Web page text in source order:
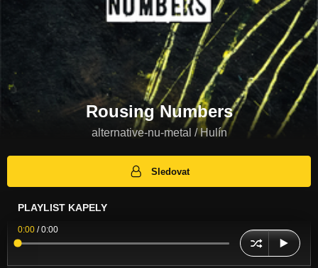
Rousing Numbers
alternative-nu-metal / Hulín
Sledovat
PLAYLIST KAPELY
0:00 /0:00